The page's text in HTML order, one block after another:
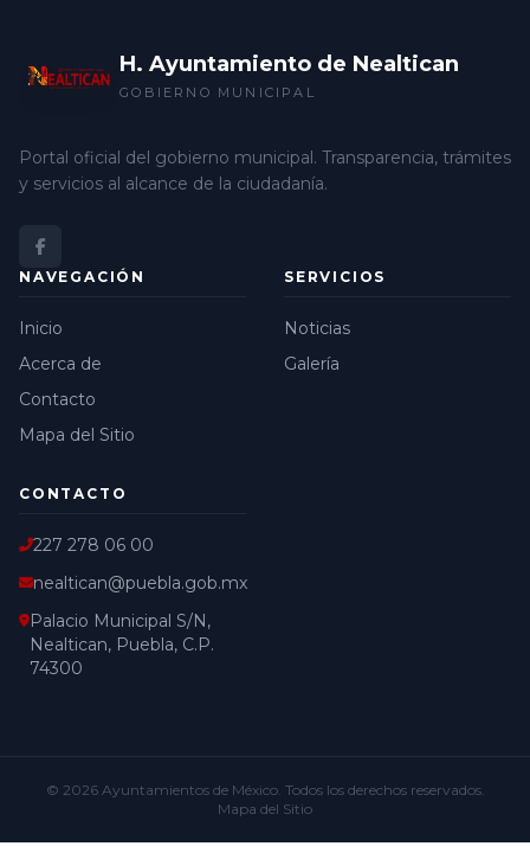
H. Ayuntamiento de Nealtican
GOBIERNO MUNICIPAL
Portal oficial del gobierno municipal. Transparencia, trámites
y servicios al alcance de la ciudadanía.
NAVEGACIÓN
Inicio
Acerca de
Contacto
Mapa del Sitio
SERVICIOS
Noticias
Galería
CONTACTO
227 278 06 00
nealtican@puebla.gob.mx
Palacio Municipal S/N,
Nealtican, Puebla, C.P.
74300
© 2026 Ayuntamientos de México. Todos los derechos reservados.
Mapa del Sitio